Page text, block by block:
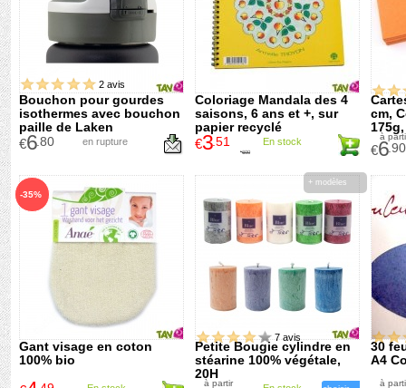
Bouchon pour gourdes
isothermes avec bouchon
paille de Laken
€6.80 en rupture
2 avis
Coloriage Mandala des 4
saisons, 6 ans et +, sur
papier recyclé
€6.00
€3.51 En stock
cm,
à
€6.90
Gant visage en coton
100% bio
-35%
Petite Bougie cylindre en
stéarine 100% végétale,
20H
à partir
+ modèles
7 avis
30
A4
à